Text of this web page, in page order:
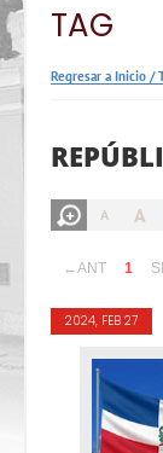
TAG
Regresar a Inicio /
A A
←ANT 1
2024, FEB 27